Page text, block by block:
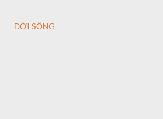
ĐỜI SỐNG